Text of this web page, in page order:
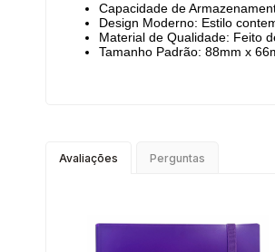
Capacidade de
Design Moderno: Estilo
Material de Qualidade: Feito
Tamanho Padrão: 88mm x
Avaliações Perguntas